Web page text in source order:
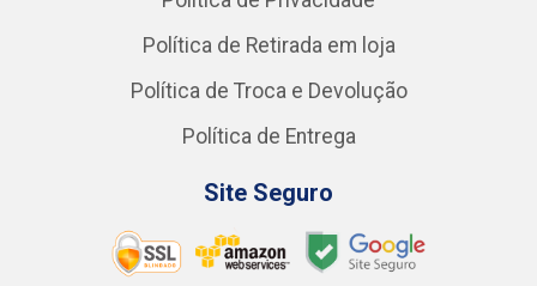
Política de Retirada em loja
Política de Troca e Devolução
Política de Entrega
Site Seguro